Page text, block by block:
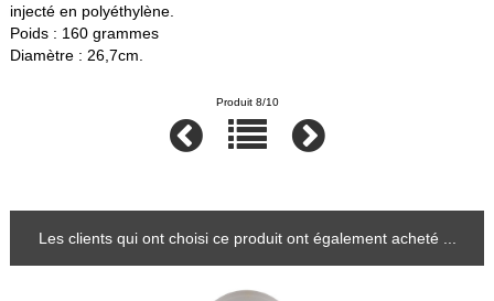
injecté en polyéthylène.
Poids : 160 grammes
Diamètre : 26,7cm.
Produit 8/10
Les clients qui ont choisi ce produit ont également acheté ...